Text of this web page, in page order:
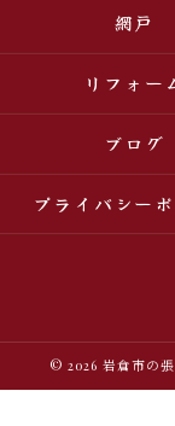
網戸
リフォー
ブログ
プライバシー
© 2026 岩倉市の